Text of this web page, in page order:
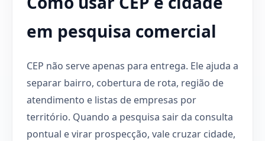
em pesquisa comercial
CEP não serve apenas para entrega. Ele ajuda a
separar bairro, cobertura de rota, região de
atendimento e listas de empresas por
território. Quando a pesquisa sair da consulta
pontual e virar prospecção, vale cruzar cidade,